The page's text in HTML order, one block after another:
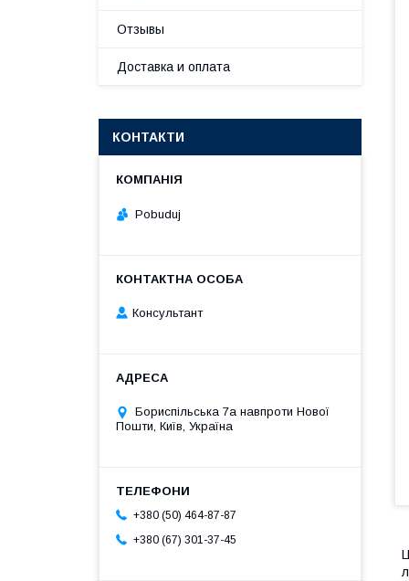
Отзывы
Доставка и оплата
КОНТАКТИ
Pobuduj
Консультант
Бориспільська 7а навпроти Нової
Пошти, Київ, Україна
+380 (50) 464-87-87
+380 (67) 301-37-45